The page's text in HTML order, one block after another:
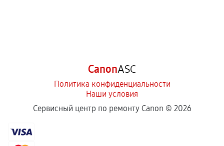
CanonASC
Политика конфиденциальности
Наши условия
Сервисный центр по ремонту Canon © 2026